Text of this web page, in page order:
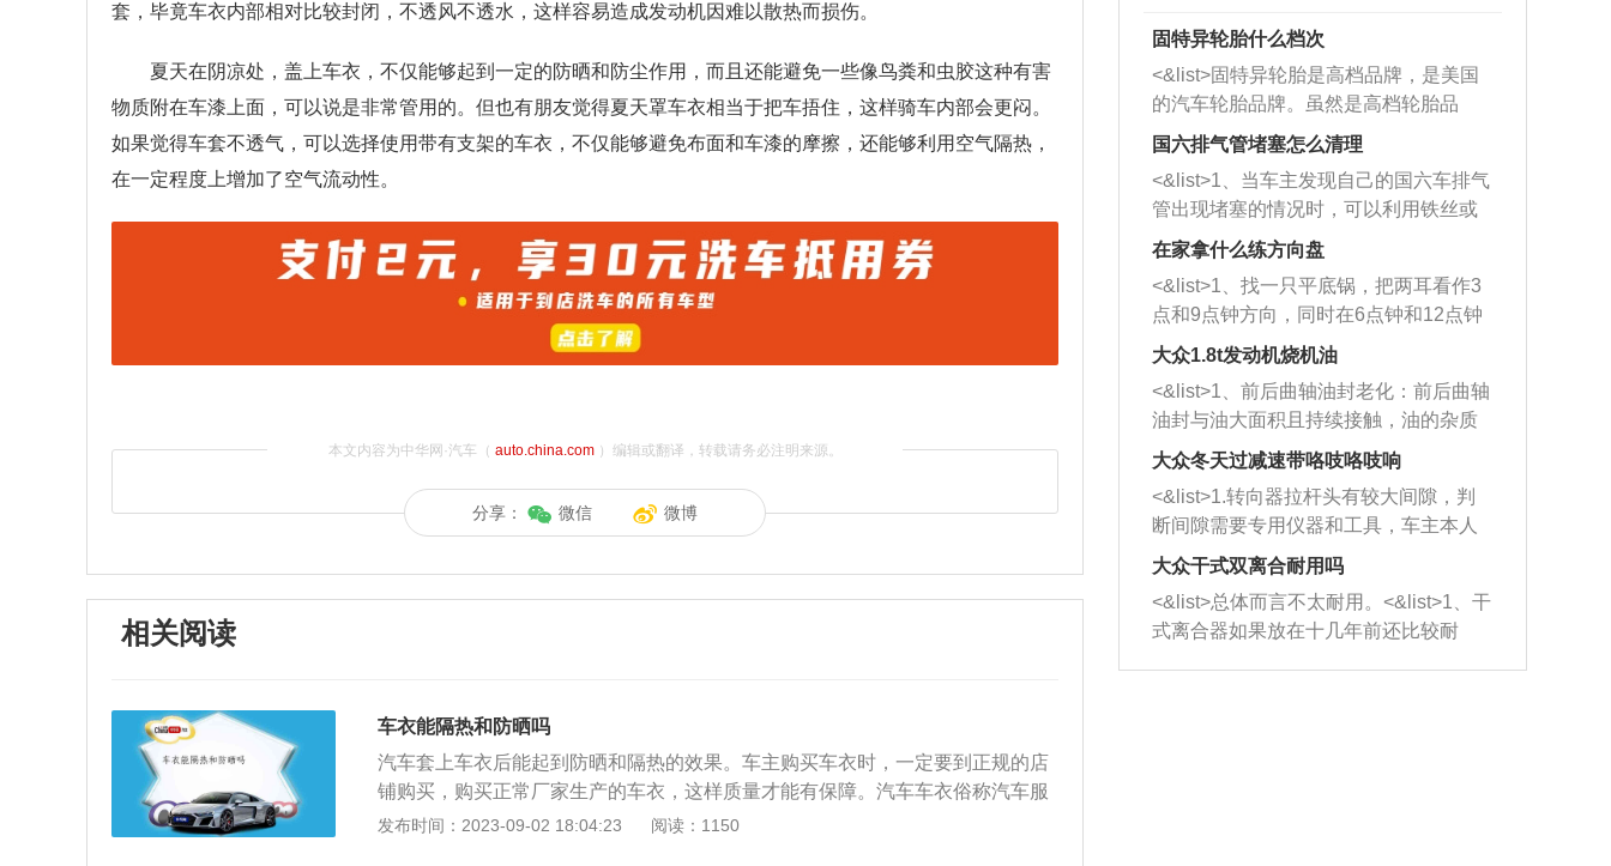
套，毕竟车衣内部相对比较封闭，不透风不透水，这样容易造成发动机因难以散热而损伤。
夏天在阴凉处，盖上车衣，不仅能够起到一定的防晒和防尘作用，而且还能避免一些像鸟粪和虫胶这种有害
物质附在车漆上面，可以说是非常管用的。但也有朋友觉得夏天罩车衣相当于把车捂住，这样骑车内部会更闷。
如果觉得车套不透气，可以选择使用带有支架的车衣，不仅能够避免布面和车漆的摩擦，还能够利用空气隔热，
在一定程度上增加了空气流动性。
本文内容为中华网·汽车（ auto.china.com）编辑或翻译，转载请务必注明来源。
分享： 微信 微博
相关阅读
车衣能隔热和防晒吗
汽车套上车衣后能起到防晒和隔热的效果。车主购买车衣时，一定要到正规的店
铺购买，购买正常厂家生产的车衣，这样质量才能有保障。汽车车衣俗称汽车服
饰，即按汽车的外形尺寸用凡布或其它柔韧耐磨材料制作的外罩衣，汽车的防护
发布时间：2023-09-02 18:04:23 阅读：1150
固特异轮胎什么档次
<&list>固特异轮胎是高档品牌，是美国
的汽车轮胎品牌。虽然是高档轮胎品
牌，但是中高低端的轮胎都有生产，这
也是为了更好的开拓市场。
国六排气管堵塞怎么清理
<&list>1、当车主发现自己的国六车排气
管出现堵塞的情况时，可以利用铁丝或
者是细棍，直接将杂物给取出来，如果
堵塞情况比较严重，也可以采取应急措
施。 <&list>2、直接利用木棍将所有的
杂物推到排气管里面的位置处，然后将
三元催化器拆解开，就可以将堵塞的东
西取出来。但如果是因为积碳过多引起
的堵塞，就需要将三元催化器泡在草酸
洗剂对堵塞的情况得到解决，将清洗剂
放在燃油箱中，与燃油混合后，车辆启
动时，就可以和汽油一起进入到燃烧
室，最后形成废气排出，就可以让三元
催化器得到清洗，排气管堵塞的情况就
能够得到解决。
在家拿什么练方向盘
<&list>1、找一只平底锅，把两耳看作3
点和9点钟方向，同时在6点钟和12点钟
方向做一个标记。 <&list>2、双手握住
一圈半的练习，往右同样也要打相同的
圈数。 <&list>3、最后强调要反复练
习，这样就可以形成肌肉记忆，在真实
驾驶车辆时，不需要记忆也能打好方
向。
大众1.8t发动机烧机油
<&list>1、前后曲轴油封老化：前后曲轴
油封与油大面积且持续接触，油的杂质
和发动机内持续温度变化使其密封效果
逐渐减弱，导致渗油或漏油。<&list>2、
活塞间隙过大：积碳会使活塞环与缸体
的间隙扩大，导致机油流入燃烧室中，
造成烧机油。<&list>3、机油粘度。使用
机油粘度过小的话，同样会有烧机油现
象，机油粘度过小具有很好的流动性，
大众冬天过减速带咯吱咯吱响
<&list>1.转向器拉杆头有较大间隙，判
断间隙需要专用仪器和工具，车主本人
无法制作，需要将车辆送到修理厂或4s
店；<&list>2.车辆半轴套管防尘罩破
裂，破裂后会出现漏油现象，使半轴磨
损严重，磨损的半轴容易损坏，产生异
响；<&list>3.稳定器的转向胶套和球头
大众干式双离合耐用吗
<&list>总体而言不太耐用。<&list>1、干
式离合器如果放在十几年前还比较耐